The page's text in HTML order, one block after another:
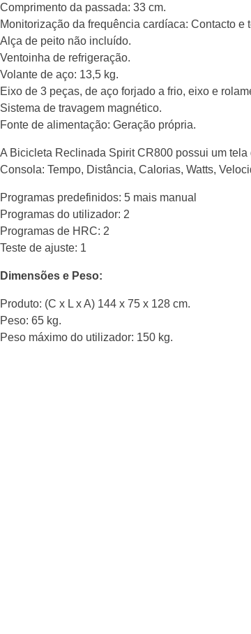
Comprimento da passada: 33 cm.
Monitorização da frequência cardíaca: Contacto e
Alça de peito não incluído.
Ventoinha de refrigeração.
Volante de aço: 13,5 kg.
Eixo de 3 peças, de aço forjado a frio, eixo e
Sistema de travagem magnético.
Fonte de alimentação: Geração própria.
A Bicicleta Reclinada Spirit CR800 possui um
Consola: Tempo, Distância, Calorias, Watts,
Programas predefinidos: 5 mais manual
Programas do utilizador: 2
Programas de HRC: 2
Teste de ajuste: 1
Dimensões e Peso:
Produto: (C x L x A) 144 x 75 x 128 cm.
Peso: 65 kg.
Peso máximo do utilizador: 150 kg.